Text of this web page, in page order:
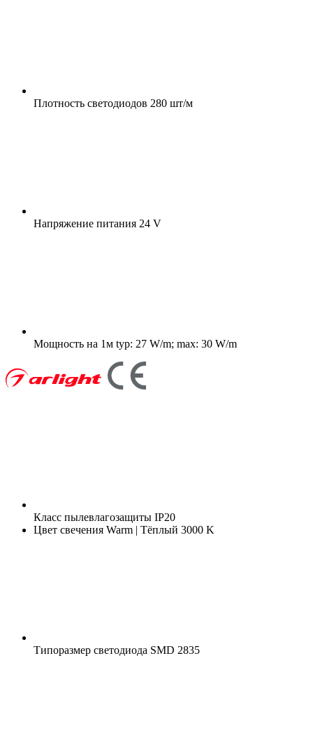
Плотность светодиодов 280 шт/м
Напряжение питания 24 V
Мощность на 1м typ: 27 W/m; max: 30 W/m
Класс пылевлагозащиты IP20
Цвет свечения Warm | Тёплый 3000 K
Типоразмер светодиода SMD 2835